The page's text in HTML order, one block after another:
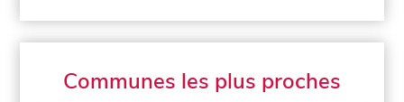
Communes les plus proches